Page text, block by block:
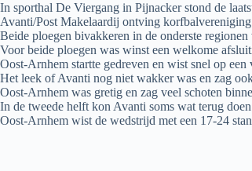
In sporthal De Viergang in Pijnacker stond de
Avanti/Post Makelaardij ontving
Beide ploegen bivakkeren in de onderste regionen
Voor beide ploegen was winst een welkome
Oost-Arnhem startte gedreven en wist snel op een
Het leek of Avanti nog niet wakker was en zag
Oost-Arnhem was gretig en zag veel schoten
In de tweede helft kon Avanti soms wat terug
Oost-Arnhem wist de wedstrijd met een 17-24